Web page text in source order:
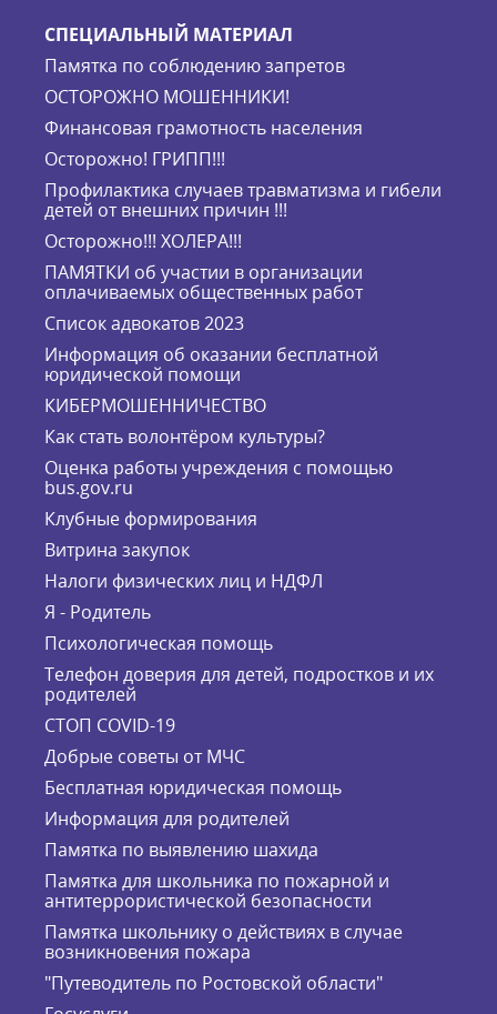
СПЕЦИАЛЬНЫЙ МАТЕРИАЛ
Памятка по соблюдению запретов
ОСТОРОЖНО МОШЕННИКИ!
Финансовая грамотность населения
Осторожно! ГРИПП!!!
Профилактика случаев травматизма и гибели
детей от внешних причин !!!
Осторожно!!! ХОЛЕРА!!!
ПАМЯТКИ об участии в организации
оплачиваемых общественных работ
Список адвокатов 2023
Информация об оказании бесплатной
юридической помощи
КИБЕРМОШЕННИЧЕСТВО
Как стать волонтёром культуры?
Оценка работы учреждения с помощью
bus.gov.ru
Клубные формирования
Витрина закупок
Налоги физических лиц и НДФЛ
Я - Родитель
Психологическая помощь
Телефон доверия для детей, подростков и их
родителей
СТОП COVID-19
Добрые советы от МЧС
Бесплатная юридическая помощь
Информация для родителей
Памятка по выявлению шахида
Памятка для школьника по пожарной и
антитеррористической безопасности
Памятка школьнику о действиях в случае
возникновения пожара
"Путеводитель по Ростовской области"